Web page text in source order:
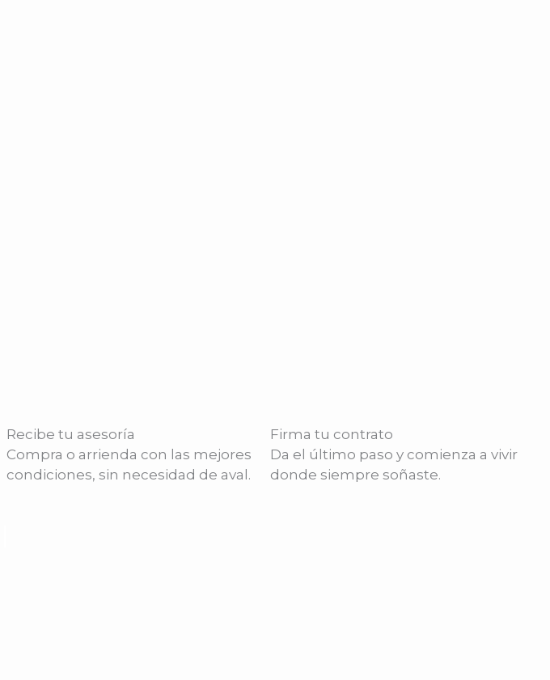
Recibe tu asesoría
Compra o arrienda con las mejores
condiciones, sin necesidad de aval.
Firma tu contrato
Da el último paso y comienza a vivir
donde siempre soñaste.